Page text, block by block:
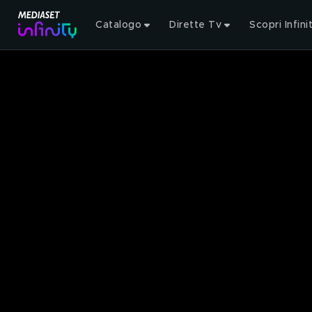
Catalogo Dirette Tv Scopri